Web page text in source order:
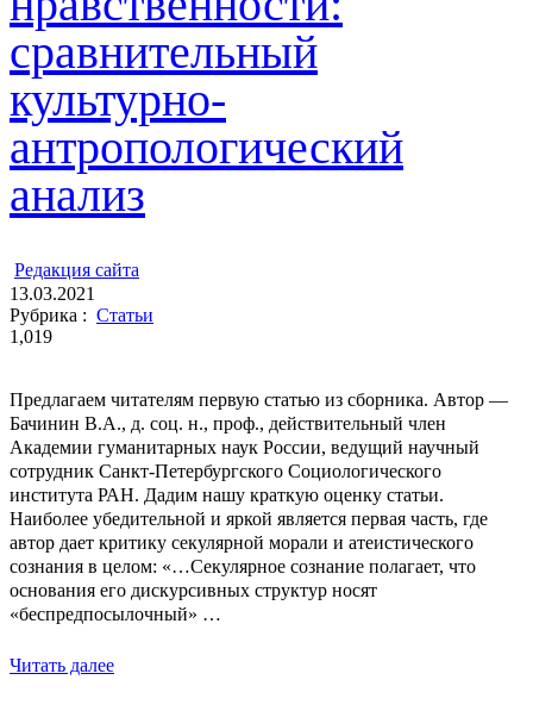
сравнительный
культурно-
антропологический
анализ
Редакция cайта
13.03.2021
Рубрика : Статьи
1,019
Предлагаем читателям первую статью из сборника. Автор —
Бачинин В.А., д. соц. н., проф., действительный член
Академии гуманитарных наук России, ведущий научный
сотрудник Санкт-Петербургского Социологического
института РАН. Дадим нашу краткую оценку статьи.
Наиболее убедительной и яркой является первая часть, где
автор дает критику секулярной морали и атеистического
сознания в целом: «…Секулярное сознание полагает, что
основания его дискурсивных структур носят
«беспредпосылочный» …
Читать далее